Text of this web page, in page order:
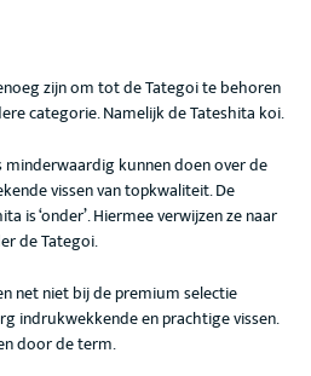
zijn om tot de Tategoi te behoren
categorie. Namelijk de Tateshita koi.
kunnen doen over de
vissen van topkwaliteit. De
is ‘onder’. Hiermee verwijzen ze naar
de Tategoi.
net niet bij de premium selectie
indrukwekkende en prachtige vissen.
door de term.